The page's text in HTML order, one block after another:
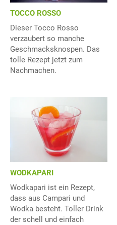
TOCCO ROSSO
Dieser Tocco Rosso
verzaubert so manche
Geschmacksknospen. Das
tolle Rezept jetzt zum
Nachmachen.
WODKAPARI
Wodkapari ist ein Rezept,
dass aus Campari und
Wodka besteht. Toller Drink
der schell und einfach